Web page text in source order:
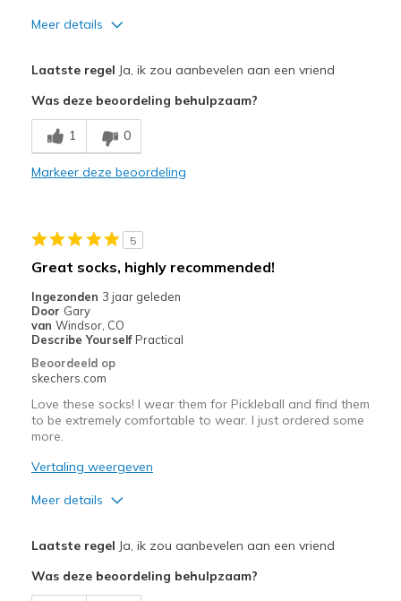
Meer details
Comfortable
Stylish
Going Out
Travel
Width
Sizing
View On Shoes
I'm Into Shoes
Laatste regel Ja, ik zou aanbevelen aan een vriend
Was deze beoordeling behulpzaam?
1 0
Markeer deze beoordeling
5
Great socks, highly recommended!
Ingezonden 3 jaar geleden
Door Gary
van Windsor, CO
Describe Yourself Practical
Beoordeeld op
skechers.com
Love these socks! I wear them for Pickleball and find them
to be extremely comfortable to wear. I just ordered some
more.
Vertaling weergeven
Meer details
Comfortable
Laatste regel Ja, ik zou aanbevelen aan een vriend
Was deze beoordeling behulpzaam?